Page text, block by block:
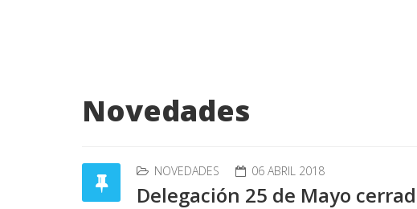
Novedades
NOVEDADES 06 ABRIL 2018
Delegación 25 de Mayo